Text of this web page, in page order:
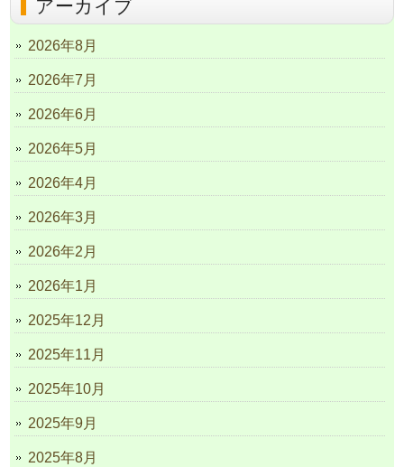
アーカイブ
2026年8月
2026年7月
2026年6月
2026年5月
2026年4月
2026年3月
2026年2月
2026年1月
2025年12月
2025年11月
2025年10月
2025年9月
2025年8月